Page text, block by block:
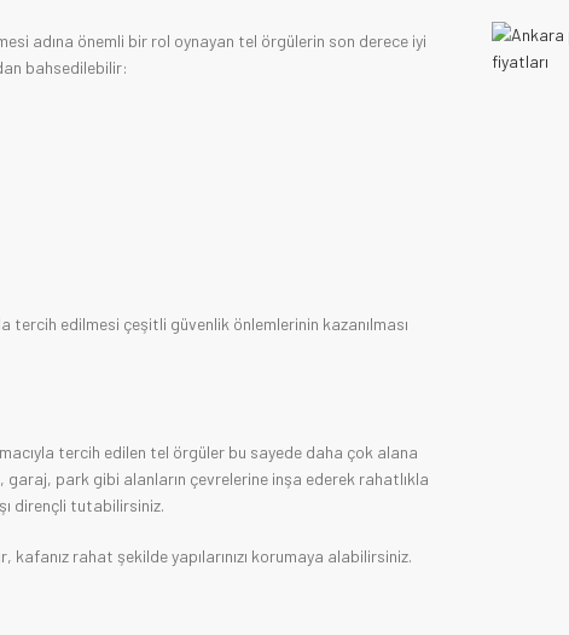
adına önemli bir rol oynayan tel örgülerin son derece iyi
bahsedilebilir:
edilmesi çeşitli güvenlik önlemlerinin kazanılması
tercih edilen tel örgüler bu sayede daha çok alana
park gibi alanların çevrelerine inşa ederek rahatlıkla
dirençli tutabilirsiniz.
rahat şekilde yapılarınızı korumaya alabilirsiniz.